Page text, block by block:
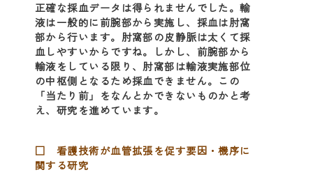
正確な採血データは得られませんでした。輸
液は一般的に前腕部から実施し、採血は肘窩
部から行います。肘窩部の皮静脈は太くて採
血しやすいからですね。しかし、前腕部から
輸液をしている限り、肘窩部は輸液実施部位
の中枢側となるため採血できません。この
「当たり前」をなんとかできないものかと考
え、研究を進めています。
□ 看護技術が血管拡張を促す要因・機序に
関する研究